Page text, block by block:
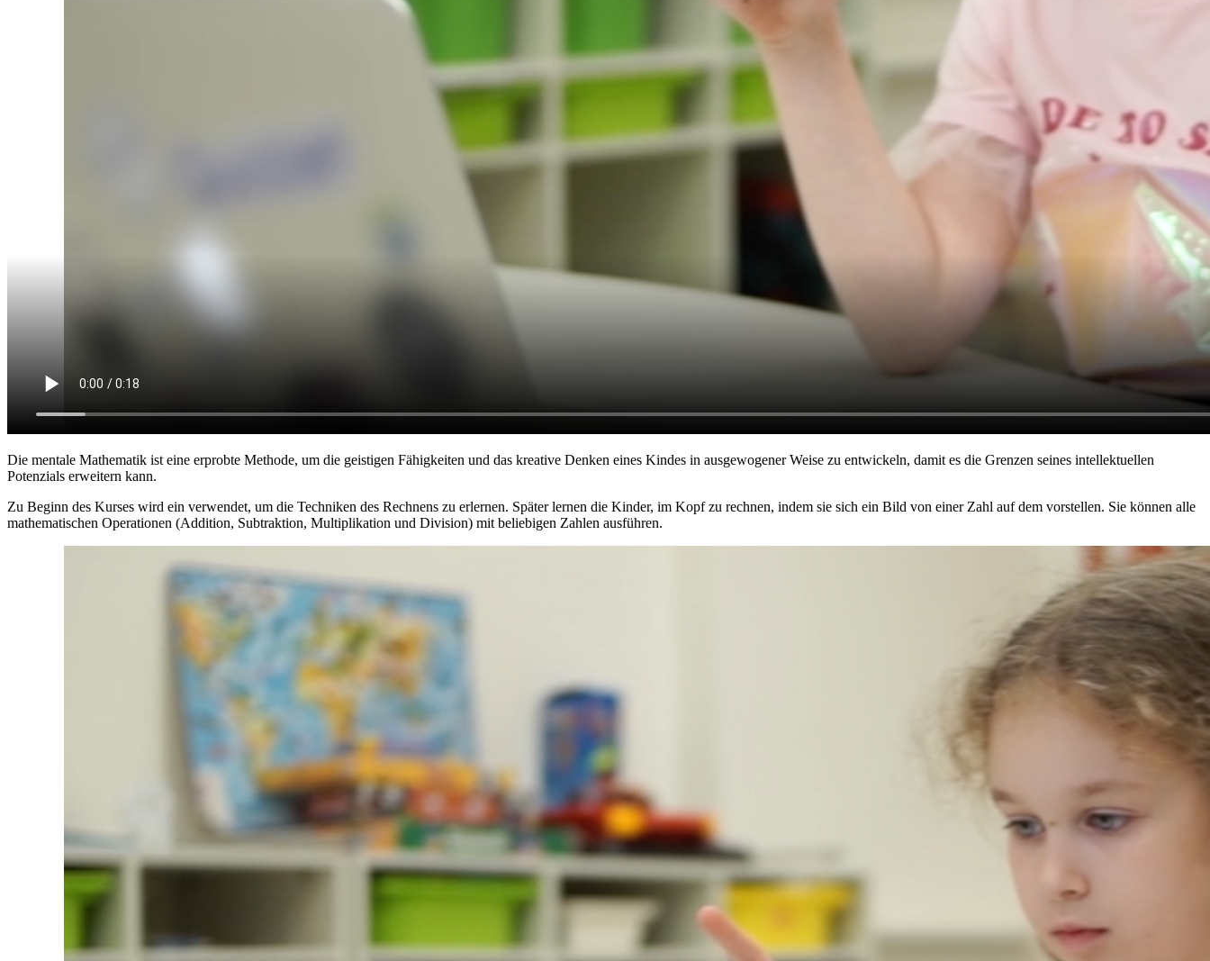
Die mentale Mathematik ist eine erprobte Methode, um die geistigen Fähigkeiten und das kreative Denken eines Kindes in ausgewogener Weise zu entwickeln, damit es die Grenzen seines intellektuellen
Potenzials erweitern kann.
Zu Beginn des Kurses wird ein verwendet, um die Techniken des Rechnens zu erlernen. Später lernen die Kinder, im Kopf zu rechnen, indem sie sich ein Bild von einer Zahl auf dem vorstellen. Sie können alle
mathematischen Operationen (Addition, Subtraktion, Multiplikation und Division) mit beliebigen Zahlen ausführen.